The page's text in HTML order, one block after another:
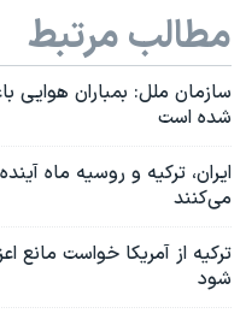
مطالب مرتبط
سازمان ملل: بمباران هوایی
شده است
ایران، ترکیه و روسیه ماه
می‌کنند
ترکیه از آمریکا خواست مانع
شود